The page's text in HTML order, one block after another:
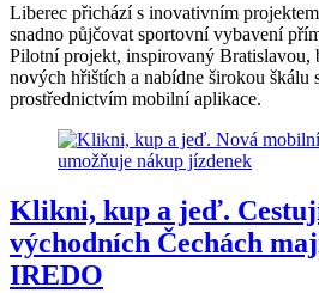
Liberec přichází s inovativním
snadno půjčovat sportovní vybavení
Pilotní projekt, inspirovaný Bratislavou,
nových hřištích a nabídne širokou škálu
prostřednictvím mobilní aplikace.
Klikni, kup a jeď.
východních Čechách
IREDO